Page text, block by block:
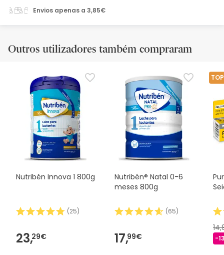
Envios apenas a 3,85€
Outros utilizadores também compraram
Nutribén Innova 1 800g
(25)
23,29€
Nutribén® Natal 0-6
meses 800g
(65)
17,99€ -